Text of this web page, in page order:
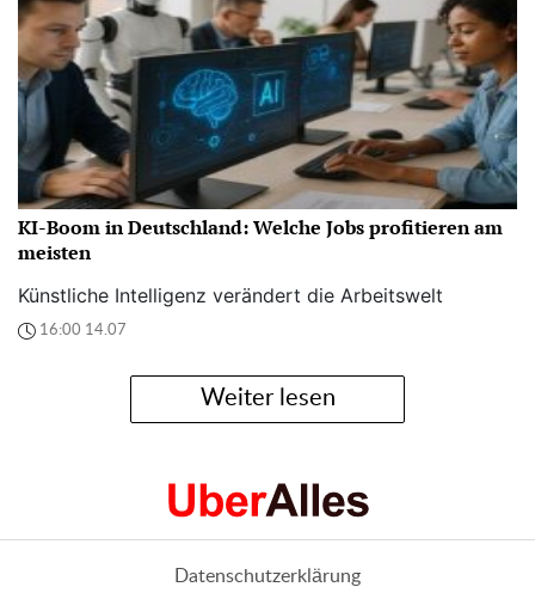
KI-Boom in Deutschland: Welche Jobs profitieren am
meisten
Künstliche Intelligenz verändert die Arbeitswelt
16:00 14.07
Weiter lesen
Datenschutzerklärung